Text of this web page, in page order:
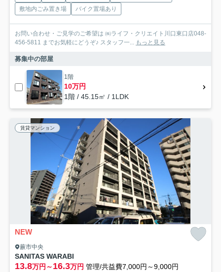
敷地内ごみ置き場
バイク置場あり
お問い合わせ・ご見学のご希望は ㈱ライフ・クリエイト川口東口店048-
456-5811 までお気軽にどうぞ♪ スタッフ一... もっと見る
募集中の部屋
1階
10万円
1階 / 45.15㎡ / 1LDK
賃貸マンション
NEW
蕨市中央
SANITAS WARABI
13.8万円～16.3万円 管理/共益費7,000円～9,000円